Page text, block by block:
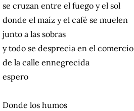
se cruzan entre el fuego y el sol
donde el maíz y el café se muelen
junto a las sobras
y todo se desprecia en el comercio
de la calle ennegrecida
espero
Donde los humos